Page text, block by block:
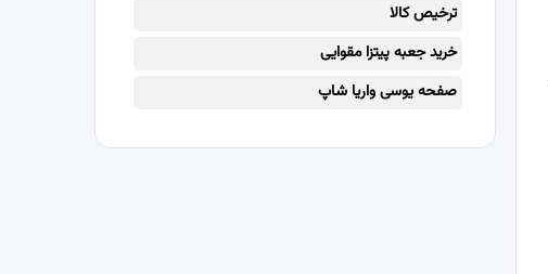
ترخیص کالا
خرید جعبه پیتزا مقوایی
صفحه یوسی واریا شاپ